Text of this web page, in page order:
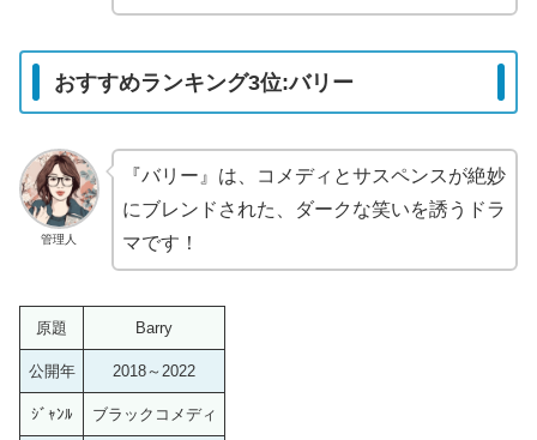
おすすめランキング3位:バリー
管理人
『バリー』は、コメディとサスペンスが絶妙
にブレンドされた、ダークな笑いを誘うドラ
マです！
原題 Barry
公開年 2018～2022
ｼﾞｬﾝﾙ ブラックコメディ